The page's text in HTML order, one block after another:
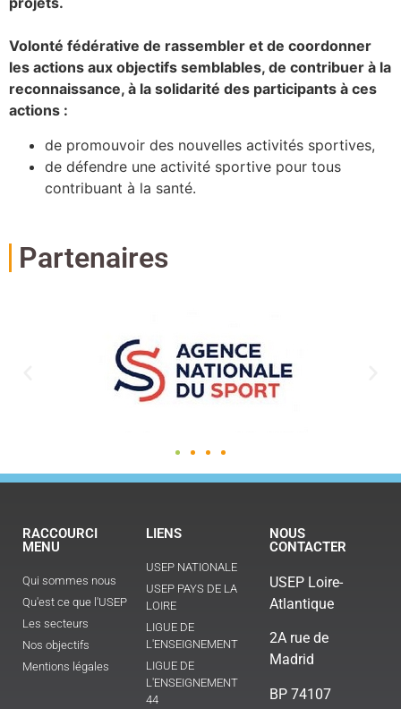
Volonté fédérative de rassembler et de coordonner
les actions aux objectifs semblables, de contribuer à la
reconnaissance, à la solidarité des participants à ces
actions :
de promouvoir des nouvelles activités sportives,
de défendre une activité sportive pour tous
contribuant à la santé.
Partenaires
RACCOURCI
MENU
Qui sommes nous
Qu'est ce que l'USEP
Les secteurs
Nos objectifs
Mentions légales
LIENS
USEP NATIONALE
USEP PAYS DE LA
LOIRE
LIGUE DE
L'ENSEIGNEMENT
LIGUE DE
L'ENSEIGNEMENT
44
NOUS
CONTACTER
USEP Loire-
Atlantique
2A rue de
Madrid
BP 74107